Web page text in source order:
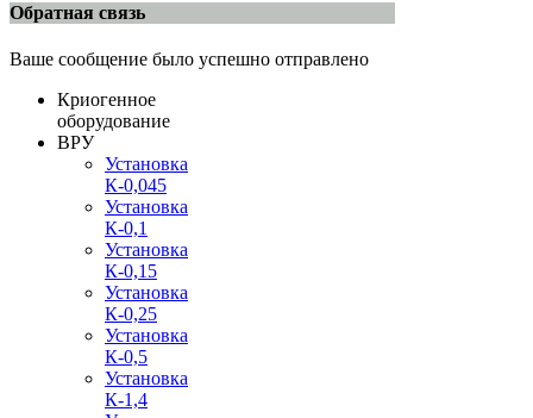
Обратная связь
Ваше сообщение было успешно отправлено
Криогенное
оборудование
ВРУ
Установка
К-0,045
Установка
К-0,1
Установка
К-0,15
Установка
К-0,25
Установка
К-0,5
Установка
К-1,4